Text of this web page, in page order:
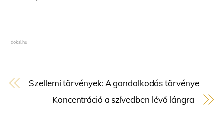
doksi.hu
Szellemi törvények: A gondolkodás törvénye
Koncentráció a szívedben lévő lángra